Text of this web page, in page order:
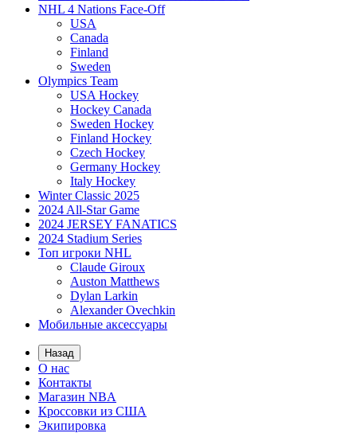
NHL 4 Nations Face-Off
USA
Canada
Finland
Sweden
Olympics Team
USA Hockey
Hockey Canada
Sweden Hockey
Finland Hockey
Czech Hockey
Germany Hockey
Italy Hockey
Winter Classic 2025
2024 All-Star Game
2024 JERSEY FANATICS
2024 Stadium Series
Топ игроки NHL
Claude Giroux
Auston Matthews
Dylan Larkin
Alexander Ovechkin
Мобильные аксессуары
Назад
О нас
Контакты
Магазин NBA
Кроссовки из США
Экипировка